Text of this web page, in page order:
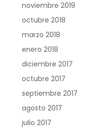
noviembre 2019
octubre 2018
marzo 2018
enero 2018
diciembre 2017
octubre 2017
septiembre 2017
agosto 2017
julio 2017